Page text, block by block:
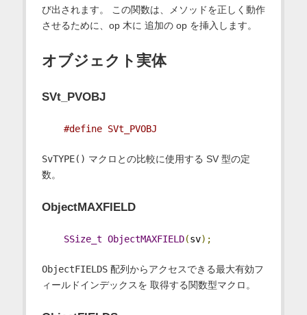
び出されます。 この関数は、メソッドを正しく動作
させるために、op 木に 追加の op を挿入します。
オブジェクト実体
SVt_PVOBJ
#define SVt_PVOBJ
SvTYPE() マクロとの比較に使用する SV 型の定
数。
ObjectMAXFIELD
SSize_t ObjectMAXFIELD(sv);
ObjectFIELDS配列からアクセスできる最大有効フ
ィールドインデックスを 取得する関数型マクロ。